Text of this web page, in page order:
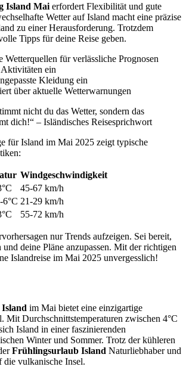
Island Mai erfordert Flexibilität und gute
Wetter auf Island macht eine präzise
zu einer Herausforderung. Trotzdem
Tipps für deine Reise geben.
Wetterquellen für verlässliche Prognosen
ein
Kleidung ein
über aktuelle Wetterwarnungen
nicht du das Wetter, sondern das
dich!“ – Isländisches Reisesprichwort
für Island im Mai 2025 zeigt typische
Windgeschwindigkeit
45-67 km/h
6°C 21-29 km/h
55-72 km/h
nur Trends aufzeigen. Sei bereit,
und deine Pläne anzupassen. Mit der richtigen
Islandreise im Mai 2025 unvergesslich!
im Mai bietet eine einzigartige
Mit Durchschnittstemperaturen zwischen 4°C
Island in einer faszinierenden
Winter und Sommer. Trotz der kühleren
Frühlingsurlaub Island Naturliebhaber und
die vulkanische Insel.